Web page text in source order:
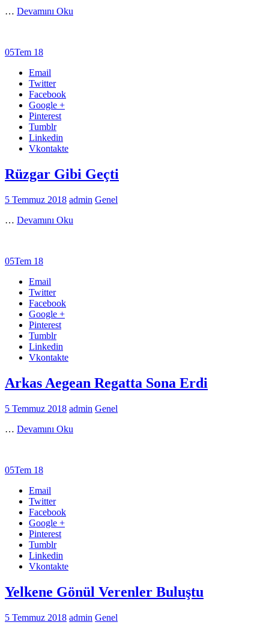
… Devamını Oku
05Tem 18
Email
Twitter
Facebook
Google +
Pinterest
Tumblr
Linkedin
Vkontakte
Rüzgar Gibi Geçti
5 Temmuz 2018 admin Genel
… Devamını Oku
05Tem 18
Email
Twitter
Facebook
Google +
Pinterest
Tumblr
Linkedin
Vkontakte
Arkas Aegean Regatta Sona Erdi
5 Temmuz 2018 admin Genel
… Devamını Oku
05Tem 18
Email
Twitter
Facebook
Google +
Pinterest
Tumblr
Linkedin
Vkontakte
Yelkene Gönül Verenler Buluştu
5 Temmuz 2018 admin Genel